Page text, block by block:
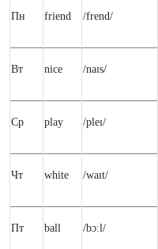
Пн friend /frend/
Вт nice /naɪs/
Ср play /pleɪ/
Чт white /waɪt/
Пт ball /bɔːl/